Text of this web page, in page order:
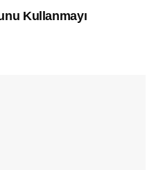
Kullanmayı